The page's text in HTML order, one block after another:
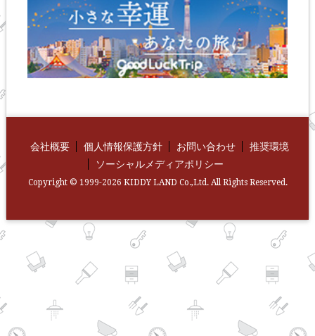
会社概要 個人情報保護方針 お問い合わせ
推奨環境
ソーシャルメディアポリシー
Copyright © 1999-2026 KIDDY LAND Co.,Ltd. All Rights Reserved.